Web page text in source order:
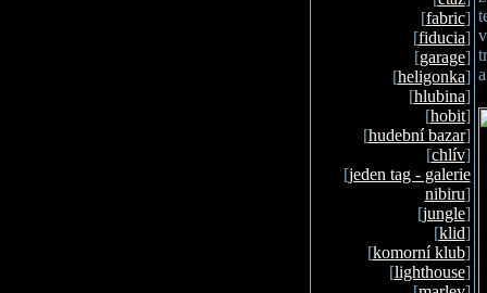
[fabric]
[fiducia]
[garage]
[heligonka]
[hlubina]
[hobit]
[hudební bazar]
[chlív]
[jeden tag - galerie
nibiru]
[jungle]
[klid]
[komorní klub]
[lighthouse]